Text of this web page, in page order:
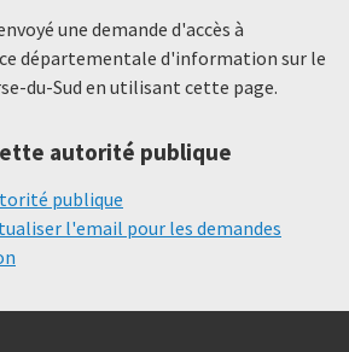
une demande d'accès à
départementale d'information sur le
du-Sud en utilisant cette page.
autorité publique
publique
l'email pour les demandes